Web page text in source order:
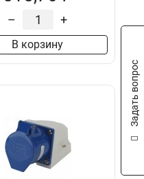
– +
В корзину
Задать вопрос